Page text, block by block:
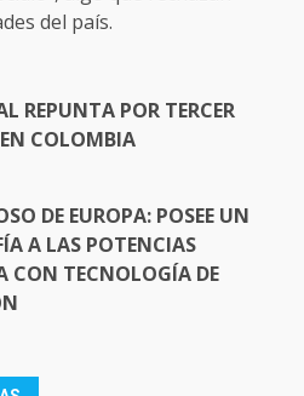
del país.
REPUNTA POR TERCER
COLOMBIA
DE EUROPA: POSEE UN
A LAS POTENCIAS
CON TECNOLOGÍA DE